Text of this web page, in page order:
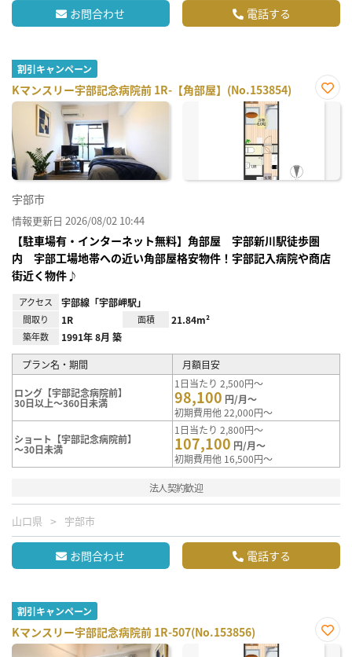
お問合わせ 電話する
割引キャンペーン
Kマンスリー宇部記念病院前 1R-【角部屋】(No.153854)
お気
宇部市
情報更新日 2026/08/02 10:44
【駐車場有・インターネット無料】角部屋 宇部新川駅徒歩圏
内 宇部工場地帯への近い角部屋格安物件！宇部記入病院や商店
街近く物件♪
アクセス 宇部線「宇部岬駅」
間取り 1R 面積 21.84m²
築年数 1991年 8月 築
プラン名・期間 月額目安
ロング【宇部記念病院前】
30日以上～360日未満
1日当たり 2,500円～
98,100 円/月～
初期費用他 22,000円～
ショート【宇部記念病院前】
～30日未満
1日当たり 2,800円～
107,100 円/月～
初期費用他 16,500円～
法人契約歓迎
山口県 宇部市
お問合わせ 電話する
割引キャンペーン
Kマンスリー宇部記念病院前 1R-507(No.153856)
お気